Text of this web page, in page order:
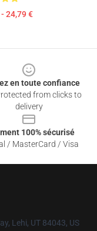
24,79 €
en toute confiance
from clicks to
delivery
100% sécurisé
/ MasterCard / Visa
Lehi, UT 84043, US